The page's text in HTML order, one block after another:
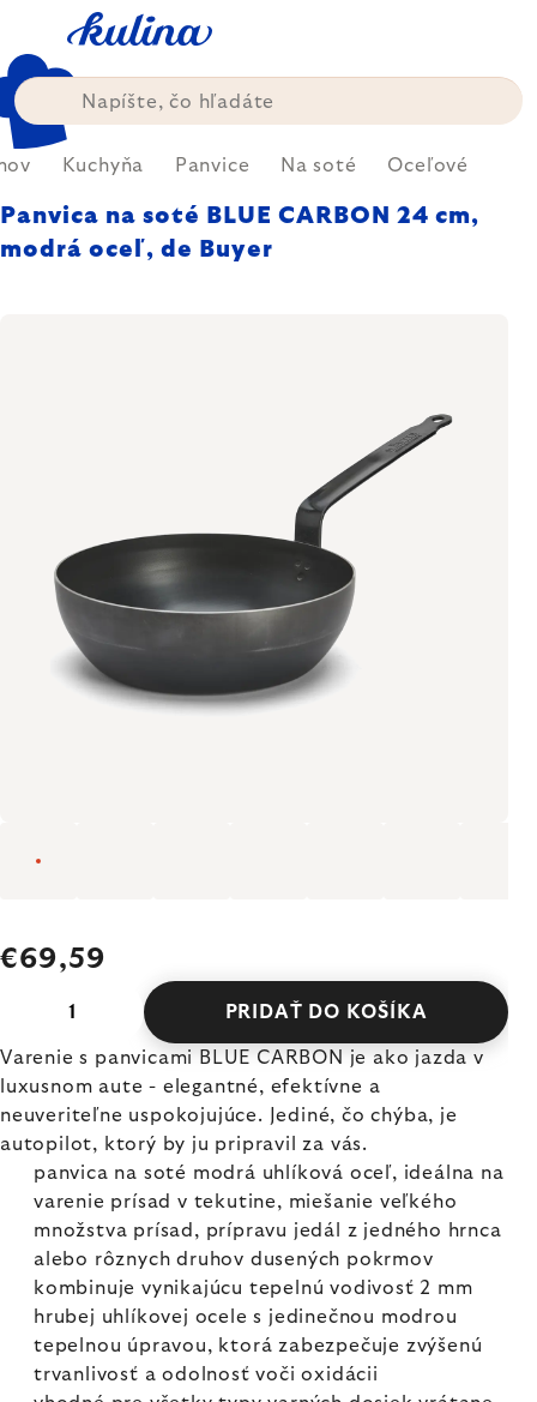
obsah
Kuchyňa Panvice Na soté Oceľové
Panvica na soté BLUE CARBON 24 cm,
modrá oceľ, de Buyer
€69,59
PRIDAŤ DO KOŠÍKA
Varenie s panvicami BLUE CARBON je ako jazda v
luxusnom aute - elegantné, efektívne a
neuveriteľne uspokojujúce. Jediné, čo chýba, je
autopilot, ktorý by ju pripravil za vás.
panvica na soté modrá uhlíková oceľ, ideálna na
varenie prísad v tekutine, miešanie veľkého
množstva prísad, prípravu jedál z jedného hrnca
alebo rôznych druhov dusených pokrmov
kombinuje vynikajúcu tepelnú vodivosť 2 mm
hrubej uhlíkovej ocele s jedinečnou modrou
tepelnou úpravou, ktorá zabezpečuje zvýšenú
trvanlivosť a odolnosť voči oxidácii